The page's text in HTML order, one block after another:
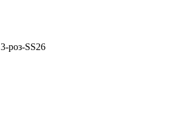
роз-SS26